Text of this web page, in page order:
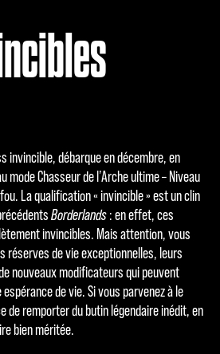
invincible, débarque en décembre, en
mode Chasseur de l’Arche ultime – Niveau
La qualification « invincible » est un clin
Borderlands: en effet, ces
invincibles. Mais attention, vous
réserves de vie exceptionnelles, leurs
nouveaux modificateurs qui peuvent
de vie. Si vous parvenez à le
de remporter du butin légendaire inédit, en
bien méritée.